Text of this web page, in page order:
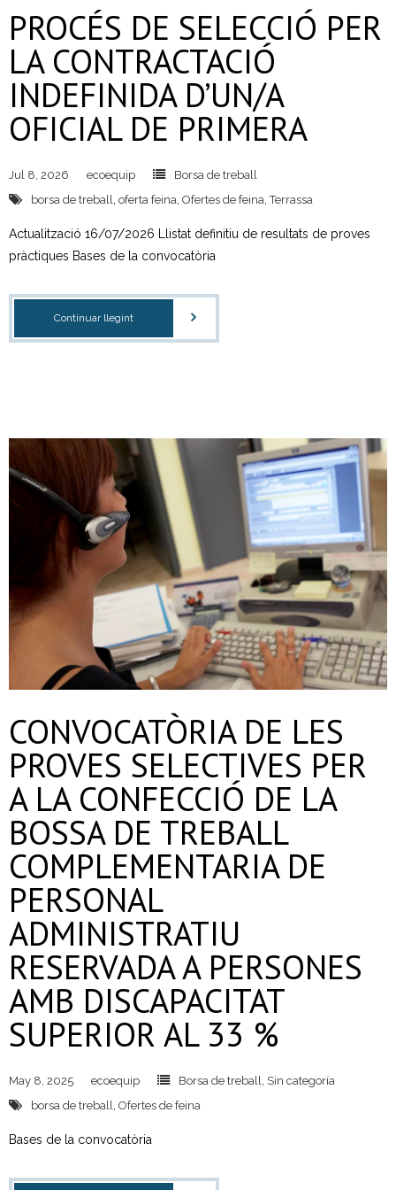
- Neteja a alta pressió
- Festes i activitats a l’aire lliure
Residus Municipals
- Recollida selectiva
- - Fraccions de residus
- Neteja i reparació de contenidors
- Deixalleria Can Barba
- Can Casanovas
- Deixalleria mòbil
Residus industrials
- La gestió dels residus
- Gestió de les recollides
- Industrials a Can Barba
Planta Can Barba
- Instal·lacions Can Barba
- CRT Residus Especials
- - Amiant/Fibrociment
- Deixalleria Can Barba
Privacitat
Nou model de contenidors d’alta eficiència
PROCÉS DE SELECCIÓ PER
LA CONTRACTACIÓ
INDEFINIDA D’UN/A
OFICIAL DE PRIMERA
Jul 8, 2026 ecoequip
Borsa de treball
borsa de treball oferta feina Ofertes de feina ,Terrassa
Actualització 16/07/2026 Llistat definitiu de resultats de proves
pràctiques Bases de la convocatòria
Continuar llegint
CONVOCATÒRIA DE LES
PROVES SELECTIVES PER
A LA CONFECCIÓ DE LA
BOSSA DE TREBALL
COMPLEMENTARIA DE
PERSONAL
ADMINISTRATIU
RESERVADA A PERSONES
AMB DISCAPACITAT
SUPERIOR AL 33 %
May 8, 2025 ecoequip Borsa de treball, Sin categoría
borsa de treball, Ofertes de feina
Bases de la convocatòria